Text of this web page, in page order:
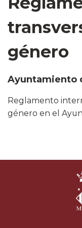
género
Ayuntamiento
Reglamento
género en el